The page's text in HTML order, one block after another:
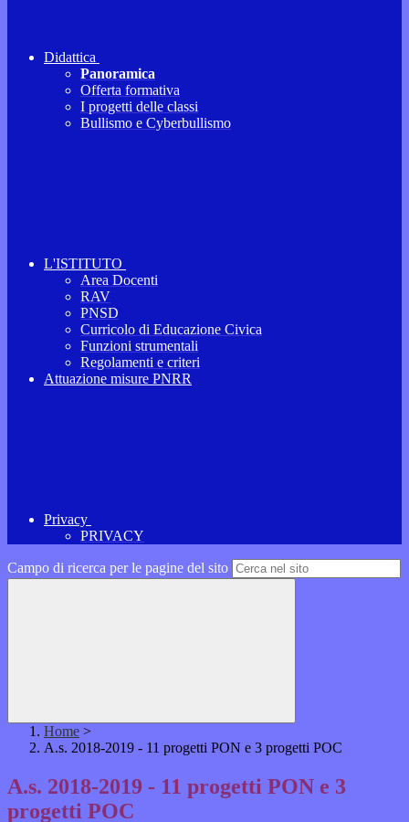
Didattica
Panoramica
Offerta formativa
I progetti delle classi
Bullismo e Cyberbullismo
L'ISTITUTO
Area Docenti
RAV
PNSD
Curricolo di Educazione Civica
Funzioni strumentali
Regolamenti e criteri
Attuazione misure PNRR
Privacy
PRIVACY
Campo di ricerca per le pagine del sito
Home >
A.s. 2018-2019 - 11 progetti PON e 3 progetti POC
A.s. 2018-2019 - 11 progetti PON e 3
progetti POC